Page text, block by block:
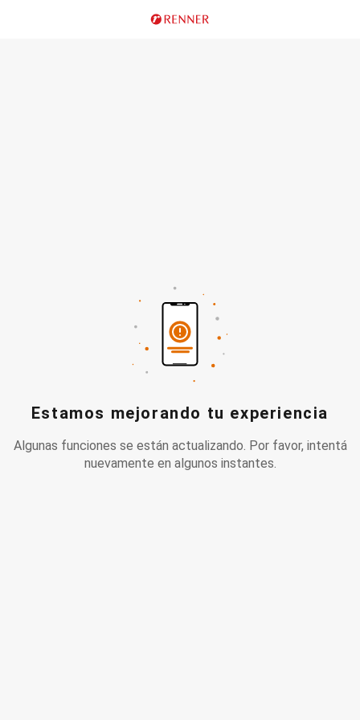
Estamos mejorando tu experiencia
Algunas funciones se están actualizando. Por favor, intentá
nuevamente en algunos instantes.